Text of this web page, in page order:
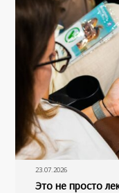
23.07.2026
Это не просто